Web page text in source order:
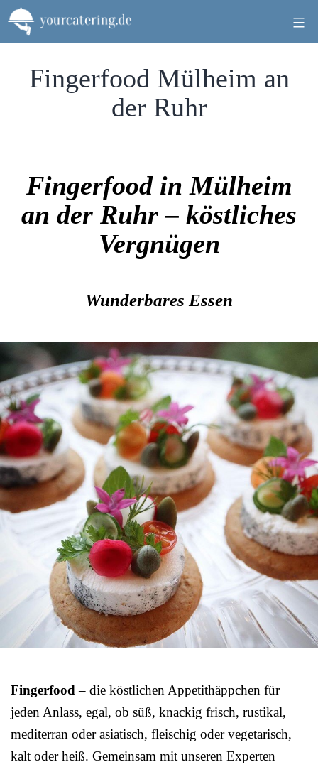
Zum
Inhalt
springen
Fingerfood Mülheim an
der Ruhr
Fingerfood in Mülheim
an der Ruhr – köstliches
Vergnügen
Wunderbares Essen
Fingerfood– die köstlichen Appetithäppchen für
jeden Anlass, egal, ob süß, knackig frisch, rustikal,
mediterran oder asiatisch, fleischig oder vegetarisch,
kalt oder heiß. Gemeinsam mit unseren Experten